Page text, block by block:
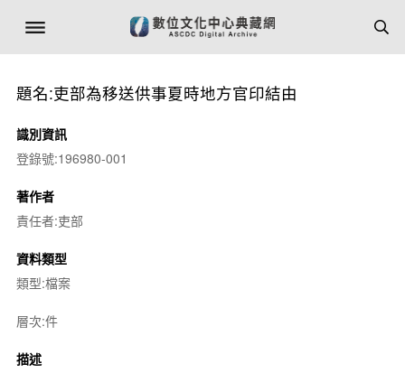
題名:吏部為移送供事夏時地方官印結由
識別資訊
登錄號:196980-001
著作者
責任者:吏部
資料類型
類型:檔案
層次:件
描述